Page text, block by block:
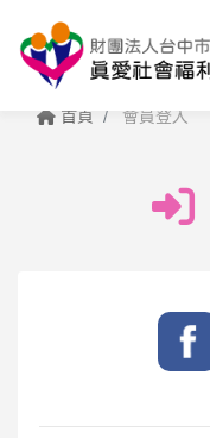
首頁 會員登入